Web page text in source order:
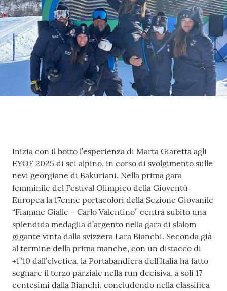
Medagliere
Fiamme
Gialle
Seguici
su
Chi siamo
Cosa facciamo
Comunicazione
e media
Concorsi
Contenuto
Inizia con il botto l’esperienza di Marta Giaretta agli
EYOF 2025 di sci alpino, in corso di svolgimento sulle
nevi georgiane di Bakuriani. Nella prima gara
femminile del Festival Olimpico della Gioventù
Europea la 17enne portacolori della Sezione Giovanile
“Fiamme Gialle – Carlo Valentino” centra subito una
splendida medaglia d’argento nella gara di slalom
gigante vinta dalla svizzera Lara Bianchi. Seconda già
al termine della prima manche, con un distacco di
+1”10 dall’elvetica, la Portabandiera dell’Italia ha fatto
segnare il terzo parziale nella run decisiva, a soli 17
centesimi dalla Bianchi, concludendo nella classifica